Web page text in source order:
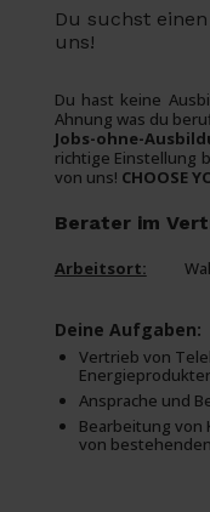
Du suchst
uns!
Du hast keine
Ahnung was du
Jobs-ohne-
richtige Einstellung
von uns! CHOOSE
Berater im
Arbeitsort:
Deine Aufgaben:
Vertrieb von
Ansprache und
Bearbeitung von
von